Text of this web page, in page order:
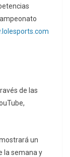
de las
un
la semana y